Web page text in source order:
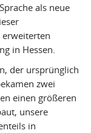
als neue
in Hessen.
der ursprünglich
zwei
einen größeren
unsere
in